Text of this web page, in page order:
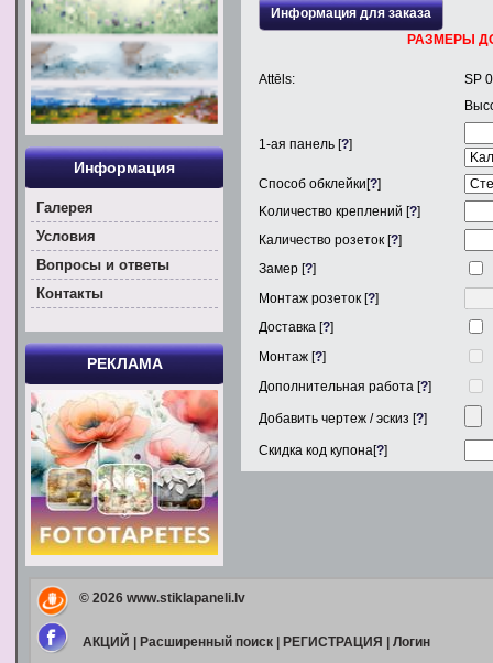
Информация для заказа
РАЗМЕРЫ
Attēls:
SP
1-ая панель [?]
Способ обклейки[?]
Kоличество креплений [?]
Каличество розеток [?]
Замер [?]
Монтаж розеток [?]
Доставка [?]
Монтаж [?]
Дополнительная работа [?]
Добавить чертеж / эскиз [?]
Скидка код купона[?]
Информация
Галерея
Условия
Вoпросы и ответы
Контакты
РЕКЛАМА
© 2026 www.stiklapaneli.lv
АКЦИЙ Расширенный поиск| РЕГИСТРАЦИЯ Логин